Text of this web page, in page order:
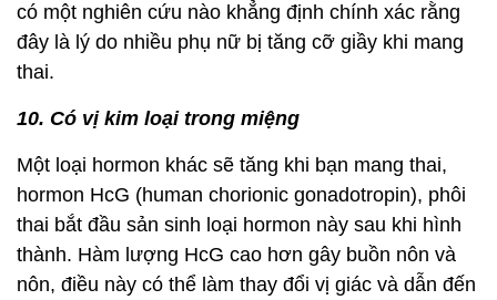
có một nghiên cứu nào khẳng định chính xác rằng
đây là lý do nhiều phụ nữ bị tăng cỡ giầy khi mang
thai.
10. Có vị kim loại trong miệng
Một loại hormon khác sẽ tăng khi bạn mang thai,
hormon HcG (human chorionic gonadotropin), phôi
thai bắt đầu sản sinh loại hormon này sau khi hình
thành. Hàm lượng HcG cao hơn gây buồn nôn và
nôn, điều này có thể làm thay đổi vị giác và dẫn đến